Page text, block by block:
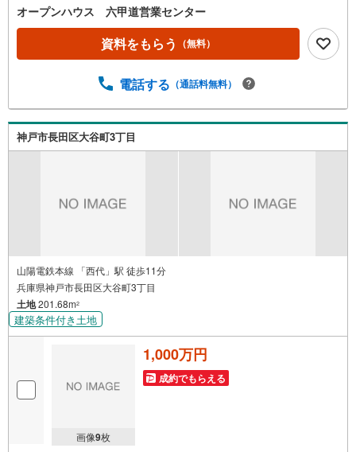
ご連絡ください！現地を見学される場合は「室内・現地を
見学する（無料）」ボタンよりご希望の日時をご記入いた
だけますとスムーズにご案内が可能です。◎現地のご案内
について・平日や夜遅い時間帯もご案内が可能 ※定休日を
します。・車でご自宅や最寄り駅等、ご指定の場所まで送
別FP相談会 無料物件のご紹介だけでなく住宅ローン・資
金のご相談、まずは家探しについて話を聞きたいという方
も大歓迎です！年間8000棟以上の限定物件を発表している
み、もしくは当社を含めた数社でのみご紹介可能なオープ
オープンハウス 六甲道営業センター
資料をもらう （無料）
電話する （通話料無料）
神戸市長田区大谷町3丁目
山陽電鉄本線 「西代」駅 徒歩11分
兵庫県神戸市長田区大谷町3丁目
土地201.68m2
建築条件付き土地
画像9枚
1,000万円
成約でもらえる